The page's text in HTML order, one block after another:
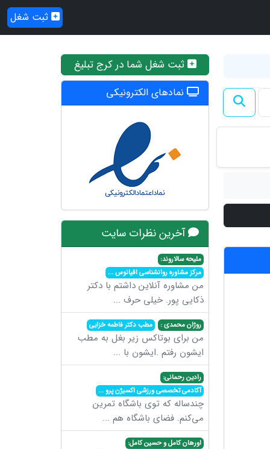
ثبت شغل
ثبت شغل شما در کرج تبلیغ
نمادهای الکترونیکی
آخرین نظرات سایت
ملیحه سالاروند:
مرکز مشاوره روانشناسی اقیانوس...
من مشاوره آنلاین داشتم با دکتر
ذکایی پور. خیلی حرف ...
روژان محمدی : مطب دکتر فاطمه خزایی
من برای بوتاکس زیر بغل به مطب
ایشون رفتم .ایشون با ...
رادین رحمانی:
آکادمی تخصصی ورزشی اکسیژن پرو...
چندساله که توی باشگاه تمرین
می‌کنم. فضای باشگاه هم ...
اورهان کامل و حسین کامل: